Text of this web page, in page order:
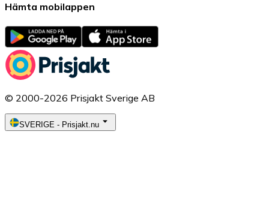
Hämta mobilappen
© 2000-2026 Prisjakt Sverige AB
SVERIGE - Prisjakt.nu